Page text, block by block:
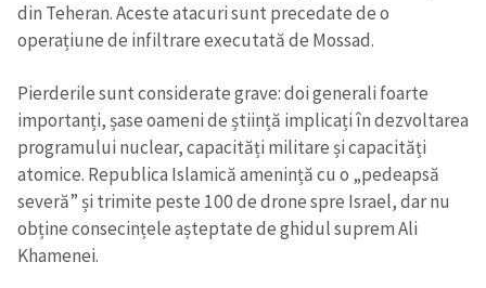
din Teheran. Aceste atacuri sunt precedate de o
operațiune de infiltrare executată de Mossad.
Pierderile sunt considerate grave: doi generali foarte
importanți, șase oameni de știință implicați în dezvoltarea
programului nuclear, capacități militare și capacități
atomice. Republica Islamică amenință cu o „pedeapsă
severă” și trimite peste 100 de drone spre Israel, dar nu
obține consecințele așteptate de ghidul suprem Ali
Khamenei.